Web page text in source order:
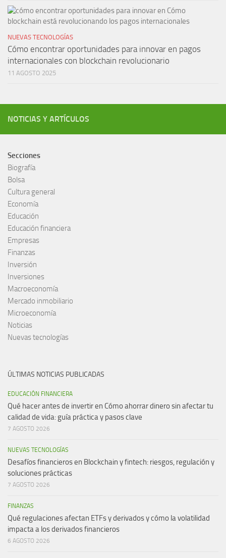
NUEVAS TECNOLOGÍAS
Cómo encontrar oportunidades para innovar en pagos
internacionales con blockchain revolucionario
11 AGOSTO 2025
NOTICIAS Y ARTÍCULOS
Secciones
Biografía
Bolsa
Cultura general
Economía
Educación
Educación financiera
Empresas
Finanzas
Inversión
Inversiones
Macroeconomía
Mercado inmobiliario
Microeconomía
Noticias
Nuevas tecnologías
ÚLTIMAS NOTICIAS PUBLICADAS
EDUCACIÓN FINANCIERA
Qué hacer antes de invertir en Cómo ahorrar dinero sin afectar tu
calidad de vida: guía práctica y pasos clave
7 AGOSTO 2026
NUEVAS TECNOLOGÍAS
Desafíos financieros en Blockchain y fintech: riesgos, regulación y
soluciones prácticas
7 AGOSTO 2026
FINANZAS
Qué regulaciones afectan ETFs y derivados y cómo la volatilidad
impacta a los derivados financieros
6 AGOSTO 2026